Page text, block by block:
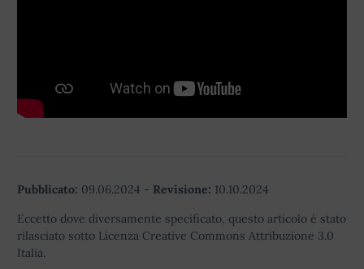
Pubblicato: 09.06.2024 - Revisione: 10.10.2024
Eccetto dove diversamente specificato, questo articolo è stato
rilasciato sotto Licenza Creative Commons Attribuzione 3.0
Italia.